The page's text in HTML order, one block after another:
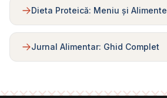
Dieta Proteică: Meniu și Alimente
Jurnal Alimentar: Ghid Complet